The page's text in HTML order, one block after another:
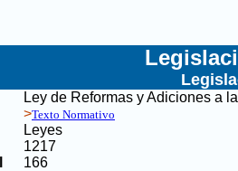
Ley de Reformas y Adiciones a
>Texto Normativo
Leyes
1217
166